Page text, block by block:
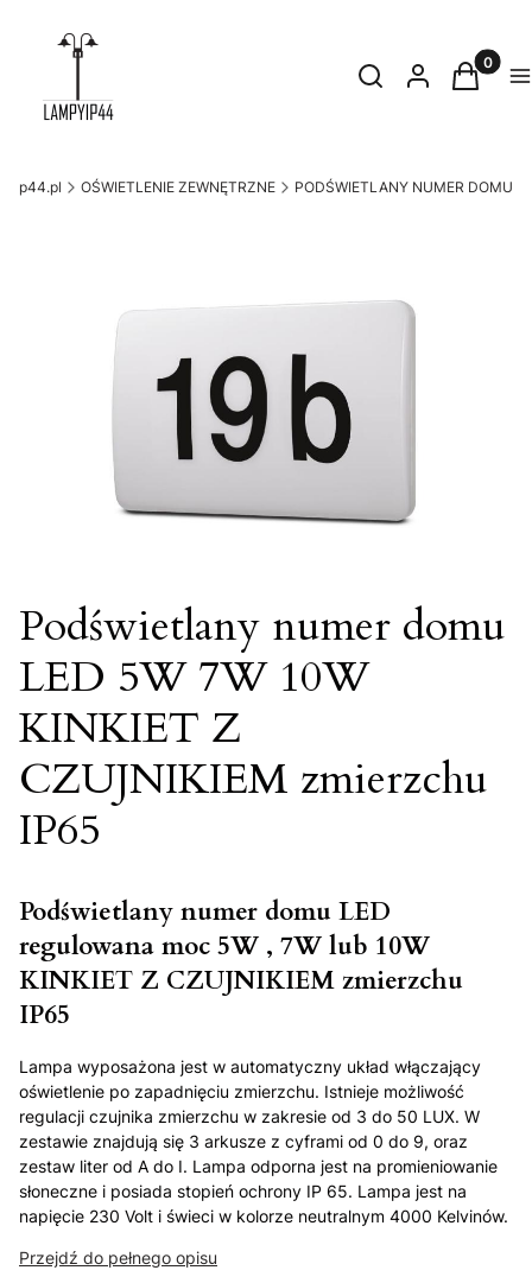
Otwórz
SzukajZaloguj sięKoszyk
OŚWIETLENIE ZEWNĘTRZNE PODŚWIETLANY NUMER DOMU
Podświetlany numer domu
LED 5W 7W 10W
KINKIET Z
CZUJNIKIEM zmierzchu
IP65
Podświetlany numer domu LED
regulowana moc 5W , 7W lub 10W
KINKIET Z CZUJNIKIEM zmierzchu
IP65
Lampa wyposażona jest w automatyczny układ włączający
oświetlenie po zapadnięciu zmierzchu. Istnieje możliwość
regulacji czujnika zmierzchu w zakresie od 3 do 50 LUX. W
zestawie znajdują się 3 arkusze z cyframi od 0 do 9, oraz
zestaw liter od A do I. Lampa odporna jest na promieniowanie
słoneczne i posiada stopień ochrony IP 65. Lampa jest na
napięcie 230 Volt i świeci w kolorze neutralnym 4000 Kelvinów.
Przejdź do pełnego opisu